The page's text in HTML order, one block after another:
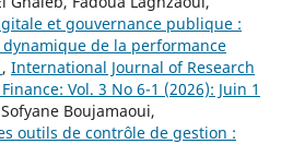
et gouvernance publique :
de la performance
, International Journal of Research
Vol. 3 No 6-1 (2026): Juin 1
Boujamaoui,
outils de contrôle de gestion :